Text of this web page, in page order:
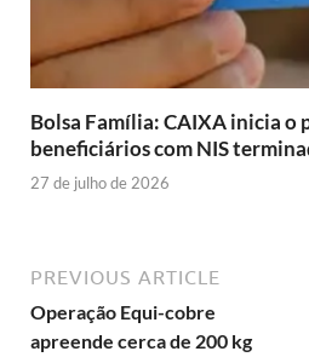
Bolsa Família: CAIXA inicia o
beneficiários com NIS
27 de julho de 2026
PREVIOUS ARTICLE
Operação Equi-cobre
apreende cerca de 200 kg